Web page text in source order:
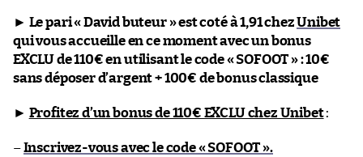
► Le pari « David buteur » est coté à 1,91 chezUnibet
qui vous accueille en ce moment avec un bonus
EXCLU de 110€ en utilisant le code « SOFOOT » : 10€
sans déposer d’argent + 100€ de bonus classique
► Profitez d’un bonus de 110€ EXCLU chez Unibet:
–Inscrivez-vous avec le code « SOFOOT ».